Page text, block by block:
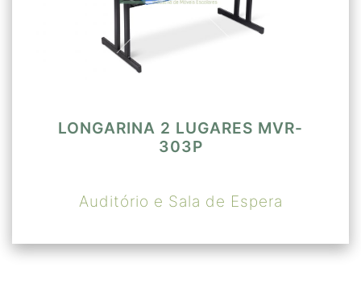
LONGARINA 2 LUGARES MVR-
303P
Auditório e Sala de Espera